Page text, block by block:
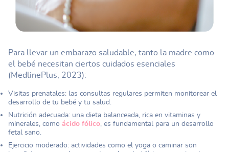
Para llevar un embarazo saludable, tanto la madre como
el bebé necesitan ciertos cuidados esenciales
(MedlinePlus, 2023):
Visitas prenatales: las consultas regulares permiten monitorear el
desarrollo de tu bebé y tu salud.
Nutrición adecuada: una dieta balanceada, rica en vitaminas y
minerales, como ácido fólico , es fundamental para un desarrollo
fetal sano.
Ejercicio moderado: actividades como el yoga o caminar son